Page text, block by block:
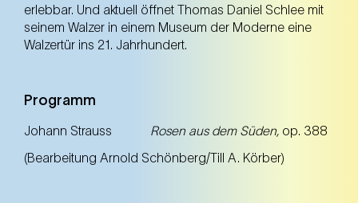
erlebbar. Und aktuell öffnet Thomas Daniel Schlee mit
seinem Walzer in einem Museum der Moderne eine
Walzertür ins 21. Jahrhundert.
Programm
Johann Strauss Rosen aus dem Süden, op. 388
(Bearbeitung Arnold Schönberg/Till A. Körber)